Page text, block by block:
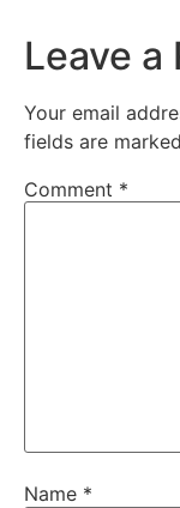
Leave a
Your email
fields are marked
Comment *
Name *